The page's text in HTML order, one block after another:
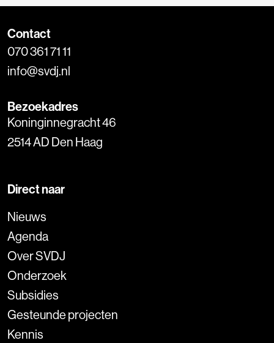
Contact
070 361 71 11
info@svdj.nl
Bezoekadres
Koninginnegracht 46
2514 AD Den Haag
Direct naar
Nieuws
Agenda
Over SVDJ
Onderzoek
Subsidies
Gesteunde projecten
Kennis